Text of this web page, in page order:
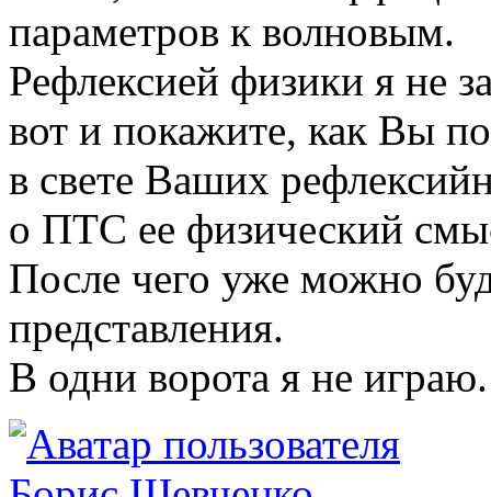
параметров к волновым.
Рефлексией физики я не
вот и покажите, как Вы
в свете Ваших
о ПТС ее физический
После чего уже можно
представления.
В одни ворота я не